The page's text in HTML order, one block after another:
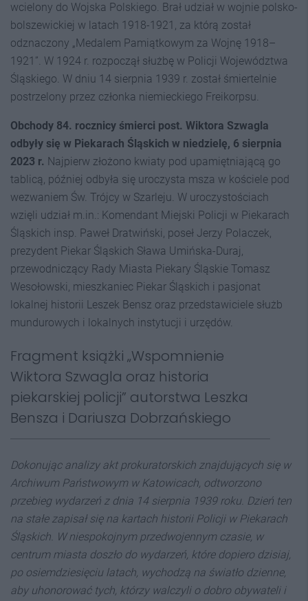
wcielony do Wojska Polskiego. Brał udział w wojnie polsko-
bolszewickiej w latach 1918-1921, za którą został
odznaczony „Medalem Pamiątkowym za Wojnę 1918–
1921”. W 1924 r. rozpoczął służbę w Policji Województwa
Śląskiego. W dniu 14 sierpnia 1939 r. został śmiertelnie
postrzelony przez członka niemieckiego Freikorpsu.
Obchody 84. rocznicy śmierci post. Wiktora Szwagla
odbyły się w Piekarach Śląskich w niedzielę, 6 sierpnia
2023 r. Najpierw złożono kwiaty pod upamiętniającą go
tablicą, później odbyła się uroczysta msza w kościele pod
wezwaniem Św. Trójcy w Szarleju. W uroczystościach
wzięli udział m.in.: Komendant Miejski Policji w Piekarach
Śląskich insp. Paweł Dratwiński, poseł Jerzy Polaczek,
prezydent Piekar Śląskich Sława Umińska-Duraj,
przewodniczący Rady Miasta Piekary Śląskie Tomasz
Wesołowski, mieszkaniec Piekar Śląskich i pasjonat
lokalnej historii Leszek Bensz oraz przedstawiciele służb
mundurowych i lokalnych instytucji i urzędów.
Fragment książki „Wspomnienie
Wiktora Szwagla oraz historia
piekarskiej policji” autorstwa Leszka
Bensza i Dariusza Dobrzańskiego
Dokonując analizy akt prokuratorskich znajdujących się w
Archiwum Państwowym w Katowicach, odtworzono
przebieg wydarzeń z dnia 14 sierpnia 1939 roku. Dzień ten
na stałe zapisał się na kartach historii Policji w Piekarach
Śląskich. W niespokojnym przedwojennym czasie, w
centrum miasta doszło do wydarzeń, które dopiero dzisiaj,
po osiemdziesięciu latach, wychodzą na światło dzienne,
aby uhonorować tych, którzy walczyli o dobro obywateli i